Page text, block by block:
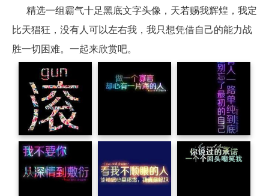
精选一组霸气十足黑底文字头像，天若赐我辉煌，我定
比天猖狂，没有人可以左右我，我只想凭借自己的能力战
胜一切困难。一起来欣赏吧。